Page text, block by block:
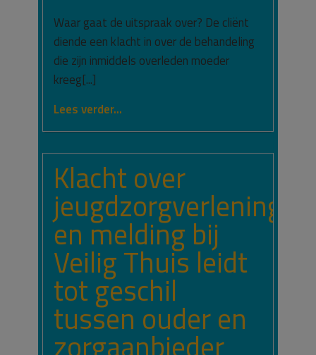
Waar gaat de uitspraak over? De cliënt
diende een klacht in over de behandeling
die zijn inmiddels overleden moeder
kreeg[...]
Lees verder...
Klacht over
jeugdzorgverlening
en melding bij
Veilig Thuis leidt
tot geschil
tussen ouder en